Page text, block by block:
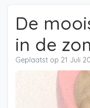
De
in de
Geplaatst op 21 Juli